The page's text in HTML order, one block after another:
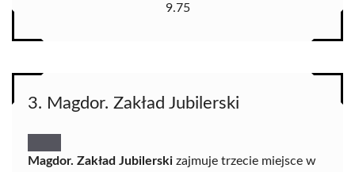
9.75
3. Magdor. Zakład Jubilerski
Magdor. Zakład Jubilerski zajmuje trzecie miejsce w